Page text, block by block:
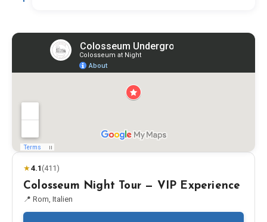
★4.1(411)
Colosseum Night Tour — VIP Experience
📍 Rom, Italien